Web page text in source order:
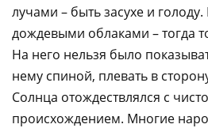
лучами – быть засухе и
дождевыми облаками – тогда
На него нельзя было
нему спиной, плевать в
Солнца отождествлялся с
происхождением. Многие